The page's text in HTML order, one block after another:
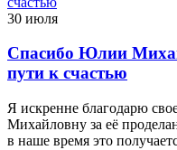
30 июля
Спасибо Юлии
пути к счастью
Я искренне благодарю
Михайловну за её
в наше время это